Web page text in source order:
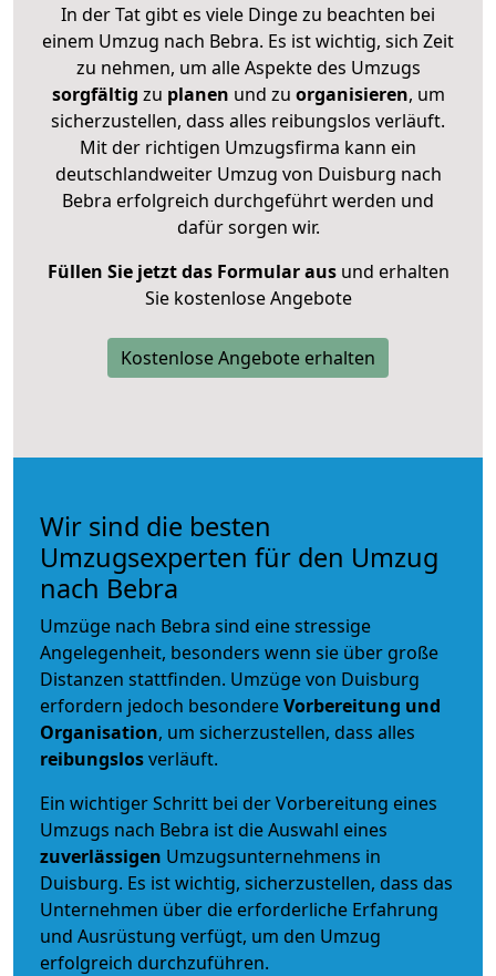
In der Tat gibt es viele Dinge zu beachten bei
einem Umzug nach Bebra. Es ist wichtig, sich Zeit
zu nehmen, um alle Aspekte des Umzugs
sorgfältig zu planen und zu organisieren, um
sicherzustellen, dass alles reibungslos verläuft.
Mit der richtigen Umzugsfirma kann ein
deutschlandweiter Umzug von Duisburg nach
Bebra erfolgreich durchgeführt werden und
dafür sorgen wir.
Füllen Sie jetzt das Formular ausund erhalten
Sie kostenlose Angebote
Kostenlose Angebote erhalten
Wir sind die besten
Umzugsexperten für den Umzug
nach Bebra
Umzüge nach Bebra sind eine stressige
Angelegenheit, besonders wenn sie über große
Distanzen stattfinden. Umzüge von Duisburg
erfordern jedoch besondereVorbereitung und
Organisation, um sicherzustellen, dass alles
reibungslosverläuft.
Ein wichtiger Schritt bei der Vorbereitung eines
Umzugs nach Bebra ist die Auswahl eines
zuverlässigen Umzugsunternehmens in
Duisburg. Es ist wichtig, sicherzustellen, dass das
Unternehmen über die erforderliche Erfahrung
und Ausrüstung verfügt, um den Umzug
erfolgreich durchzuführen.